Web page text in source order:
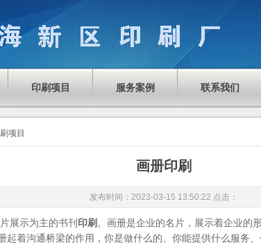
印刷项目 服务案例 联系我们
项目
画册印刷
发布时间：2023-03-15 13:50:22 点击：
展示为主的书刊 印刷 。画册是企业的名片，展示着企业的
起着沟通桥梁的作用，你是做什么的、你能提供什么服务